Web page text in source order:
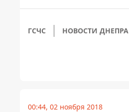
ГСЧС НОВОСТИ ДНЕПРА
00:44, 02 ноября 2018